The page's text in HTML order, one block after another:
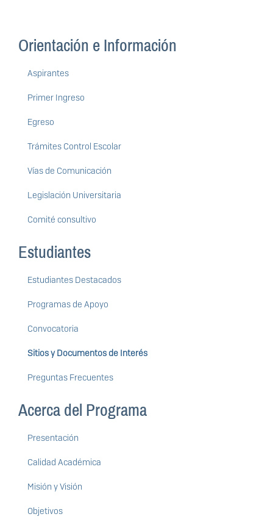
Orientación e Información
Aspirantes
Primer Ingreso
Egreso
Trámites Control Escolar
Vías de Comunicación
Legislación Universitaria
Comité consultivo
Estudiantes
Estudiantes Destacados
Programas de Apoyo
Convocatoria
Sitios y Documentos de Interés
Preguntas Frecuentes
Acerca del Programa
Presentación
Calidad Académica
Misión y Visión
Objetivos